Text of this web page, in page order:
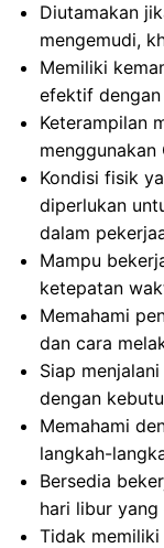
Diutamakan
mengemudi,
Memiliki
efektif
Keterampilan
menggunakan
Kondisi fisik
diperlukan
dalam
Mampu
ketepatan
Memahami
dan cara
Siap
dengan
Memahami
langkah-
Bersedia
hari libur yang
Tidak